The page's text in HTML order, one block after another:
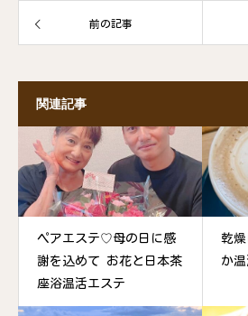
前の記事
関連記事
ペアエステ♡母の日に感
謝を込めて お花と日本茶
座浴温活エステ
乾
か